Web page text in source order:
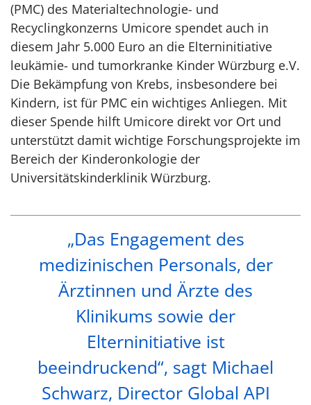
(PMC) des Materialtechnologie- und
Recyclingkonzerns Umicore spendet auch in
diesem Jahr 5.000 Euro an die Elterninitiative
leukämie- und tumorkranke Kinder Würzburg e.V.
Die Bekämpfung von Krebs, insbesondere bei
Kindern, ist für PMC ein wichtiges Anliegen. Mit
dieser Spende hilft Umicore direkt vor Ort und
unterstützt damit wichtige Forschungsprojekte im
Bereich der Kinderonkologie der
Universitätskinderklinik Würzburg.
„Das Engagement des
medizinischen Personals, der
Ärztinnen und Ärzte des
Klinikums sowie der
Elterninitiative ist
beeindruckend“, sagt Michael
Schwarz, Director Global API